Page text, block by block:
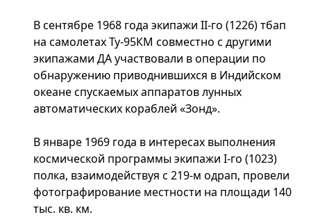
В сентябре 1968 года экипажи II-го (1226) тбап
на самолетах Ту-95КМ совместно с другими
экипажами ДА участвовали в операции по
обнаружению приводнившихся в Индийском
океане спускаемых аппаратов лунных
автоматических кораблей «Зонд».
В январе 1969 года в интересах выполнения
космической программы экипажи I-го (1023)
полка, взаимодействуя с 219-м одрап, провели
фотографирование местности на площади 140
тыс. кв. км.